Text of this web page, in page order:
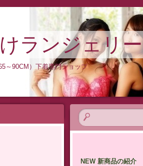
ランジェリー
～90CM）下着専門ショップ
NEW 新商品の紹介